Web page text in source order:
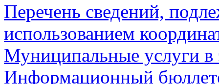
Перечень сведений,
использованием
Муниципальные услуги в
Информационный